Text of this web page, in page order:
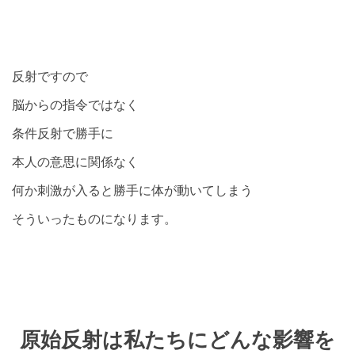
反射ですので
脳からの指令ではなく
条件反射で勝手に
本人の意思に関係なく
何か刺激が入ると勝手に体が動いてしまう
そういったものになります。
原始反射は私たちにどんな影響を